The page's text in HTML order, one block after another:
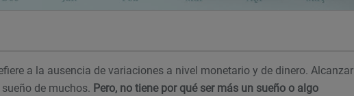
a la ausencia de variaciones a nivel monetario y de dinero. Alcanzar
de muchos. Pero, no tiene por qué ser más un sueño o algo